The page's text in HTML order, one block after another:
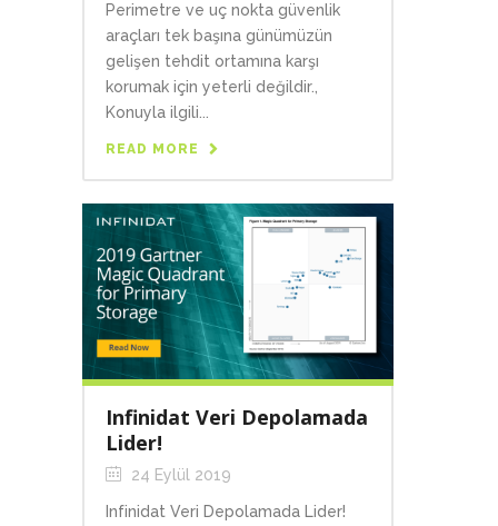
Perimetre ve uç nokta güvenlik
araçları tek başına günümüzün
gelişen tehdit ortamına karşı
korumak için yeterli değildir.,
Konuyla ilgili...
READ MORE
Infinidat Veri Depolamada
Lider!
24 Eylül 2019
Infinidat Veri Depolamada Lider!